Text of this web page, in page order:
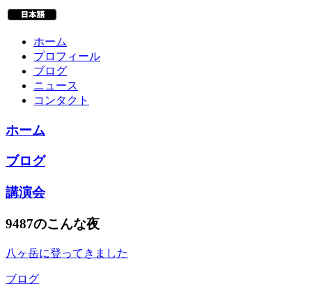
ホーム
プロフィール
ブログ
ニュース
コンタクト
ホーム
ブログ
講演会
9487のこんな夜
八ヶ岳に登ってきました
ブログ